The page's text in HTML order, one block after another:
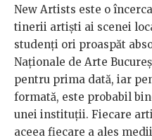
New Artists este o
tinerii artiști ai scenei
studenți ori proaspăt
Naționale de Arte
pentru prima dată, iar
formată, este probabil
unei instituții. Fiecare
aceea fiecare a ales